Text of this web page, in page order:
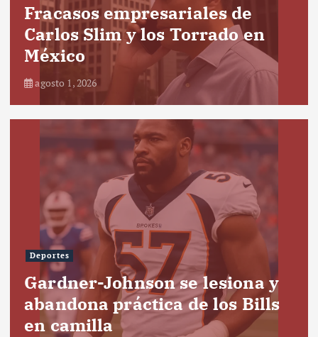
Fracasos empresariales de
Carlos Slim y los Torrado en
México
agosto 1, 2026
Deportes
Gardner-Johnson se lesiona y
abandona práctica de los Bills
en camilla